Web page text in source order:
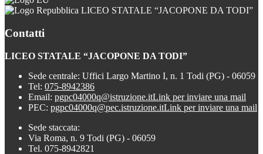
LICEO STATALE “JACOPONE DA TODI”
Contatti
LICEO STATALE “JACOPONE DA TODI”
Sede centrale: Uffici Largo Martino I, n. 1 Todi (PG) - 06059
Tel: 075-8942386
Email: pgpc04000q@istruzione.itLink per inviare una mail
PEC: pgpc04000q@pec.istruzione.itLink per inviare una mail
Sede staccata:
Via Roma, n. 9 Todi (PG) - 06059
Tel. 075-8942821